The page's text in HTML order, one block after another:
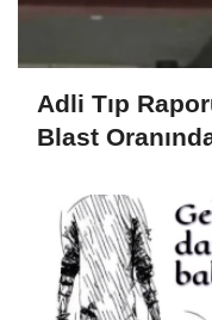
Adli Tıp
Blast